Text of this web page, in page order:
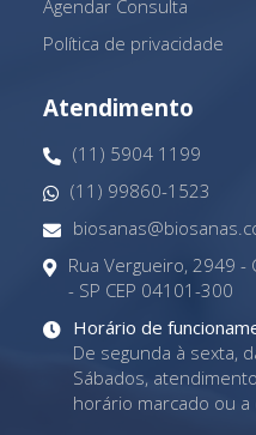
Agendar Consulta
Política de privacidade
Atendimento
(11) 5904 1199
(11) 99860-1523
Rua Vergueiro, 2949 -
- SP CEP 04101-300
Horário de
De segunda à sexta,
Sábados,
horário marcado ou a